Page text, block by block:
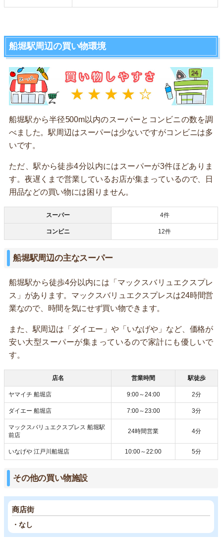
船堀駅周辺の買い物環境
船堀駅から半径500m以内のスーパーとコンビニの数を調
べました。駅周辺はスーパーは少ないですがコンビニは多
いです。
ただ、駅から徒歩4分以内にはスーパーが3件ほどありま
す。夜遅くまで営業しているお店が集まっているので、日
用品などの買い物には困りません。
スーパー 4件
コンビニ 12件
船堀駅周辺の主なスーパー
船堀駅から徒歩4分以内には「マックスバリュエクスプレ
ス」があります。マックスバリュエクスプレスは24時間営
業なので、時間を気にせず買い物できます。
また、駅周辺は「ダイエー」や「いなげや」など、価格が
安い大型スーパーが集まっているので家計にも優しいで
す。
店名 営業時間 駅徒歩
ヤマイチ 船堀店 9:00～24:00 2分
ダイエー 船堀店 7:00～23:00 3分
マックスバリュエクスプレス 船堀駅
前店
24時間営業 4分
いなげや 江戸川船堀店 10:00～22:00 5分
その他の買い物施設
商店街
・なし